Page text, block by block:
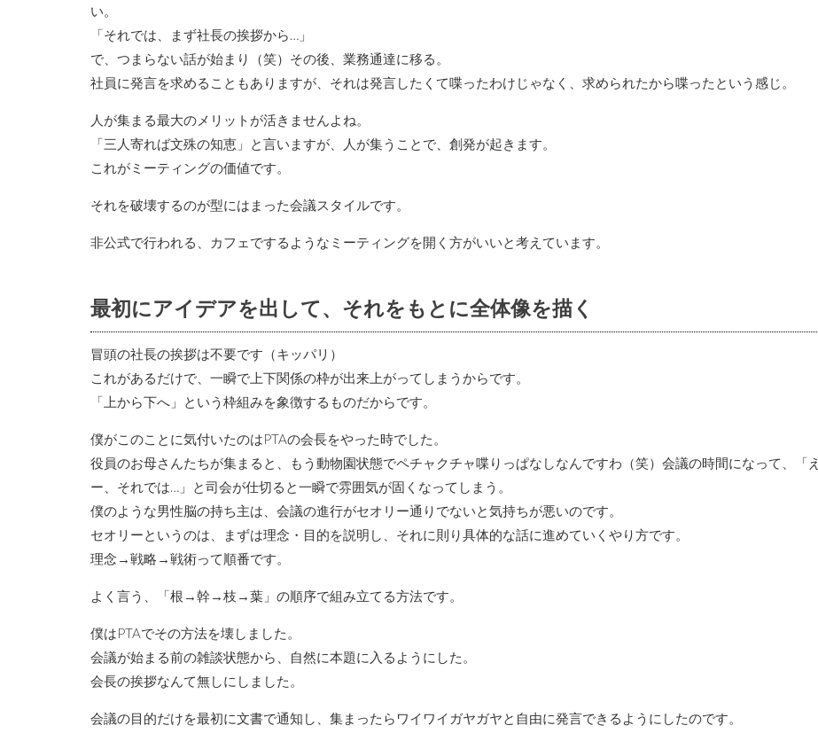
い。
「それでは、まず社長の挨拶から…」
で、つまらない話が始まり（笑）その後、業務通達に移る。
社員に発言を求めることもありますが、それは発言したくて喋ったわけじゃなく、求められたから喋ったという感じ。
人が集まる最大のメリットが活きませんよね。
「三人寄れば文殊の知恵」と言いますが、人が集うことで、創発が起きます。
これがミーティングの価値です。
それを破壊するのが型にはまった会議スタイルです。
非公式で行われる、カフェでするようなミーティングを開く方がいいと考えています。
最初にアイデアを出して、それをもとに全体像を描く
冒頭の社長の挨拶は不要です（キッパリ）
これがあるだけで、一瞬で上下関係の枠が出来上がってしまうからです。
「上から下へ」という枠組みを象徴するものだからです。
僕がこのことに気付いたのはPTAの会長をやった時でした。
役員のお母さんたちが集まると、もう動物園状態でペチャクチャ喋りっぱなしなんですわ（笑）会議の時間になって、「え
ー、それでは…」と司会が仕切ると一瞬で雰囲気が固くなってしまう。
僕のような男性脳の持ち主は、会議の進行がセオリー通りでないと気持ちが悪いのです。
セオリーというのは、まずは理念・目的を説明し、それに則り具体的な話に進めていくやり方です。
理念→戦略→戦術って順番です。
よく言う、「根→幹→枝→葉」の順序で組み立てる方法です。
僕はPTAでその方法を壊しました。
会議が始まる前の雑談状態から、自然に本題に入るようにした。
会長の挨拶なんて無しにしました。
会議の目的だけを最初に文書で通知し、集まったらワイワイガヤガヤと自由に発言できるようにしたのです。